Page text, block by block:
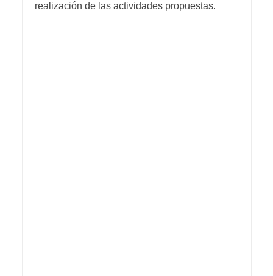
realización de las actividades propuestas.